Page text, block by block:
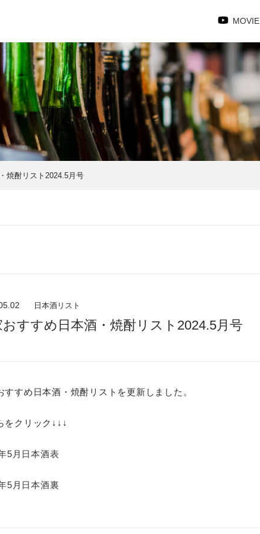
MOVIE
焼酎リスト2024.5月号
日本酒リスト
おすすめ日本酒・焼酎リスト2024.5月号
すすめ日本酒・焼酎リストを更新しました。
をクリック↓↓↓
5月日本酒表
5月日本酒裏